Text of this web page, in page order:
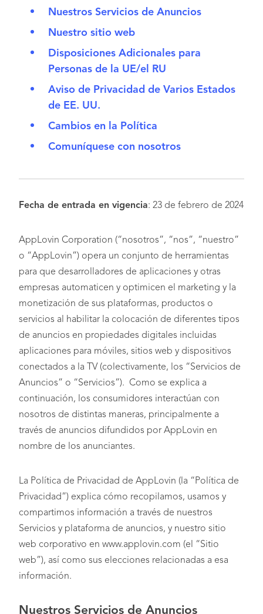
Nuestros Servicios de Anuncios
Nuestro sitio web
Disposiciones Adicionales para
Personas de la UE/el RU
Aviso de Privacidad de Varios Estados
de EE. UU.
Cambios en la Política
Comuníquese con nosotros
Fecha de entrada en vigencia: 23 de febrero de 2024
AppLovin Corporation (“nosotros”, “nos”, “nuestro”
o “AppLovin”) opera un conjunto de herramientas
para que desarrolladores de aplicaciones y otras
empresas automaticen y optimicen el marketing y la
monetización de sus plataformas, productos o
servicios al habilitar la colocación de diferentes tipos
de anuncios en propiedades digitales incluidas
aplicaciones para móviles, sitios web y dispositivos
conectados a la TV (colectivamente, los “Servicios de
Anuncios” o “Servicios”). Como se explica a
continuación, los consumidores interactúan con
nosotros de distintas maneras, principalmente a
través de anuncios difundidos por AppLovin en
nombre de los anunciantes.
La Política de Privacidad de AppLovin (la “Política de
Privacidad”) explica cómo recopilamos, usamos y
compartimos información a través de nuestros
Servicios y plataforma de anuncios, y nuestro sitio
web corporativo en www.applovin.com (el “Sitio
web”), así como sus elecciones relacionadas a esa
información.
Nuestros Servicios de Anuncios